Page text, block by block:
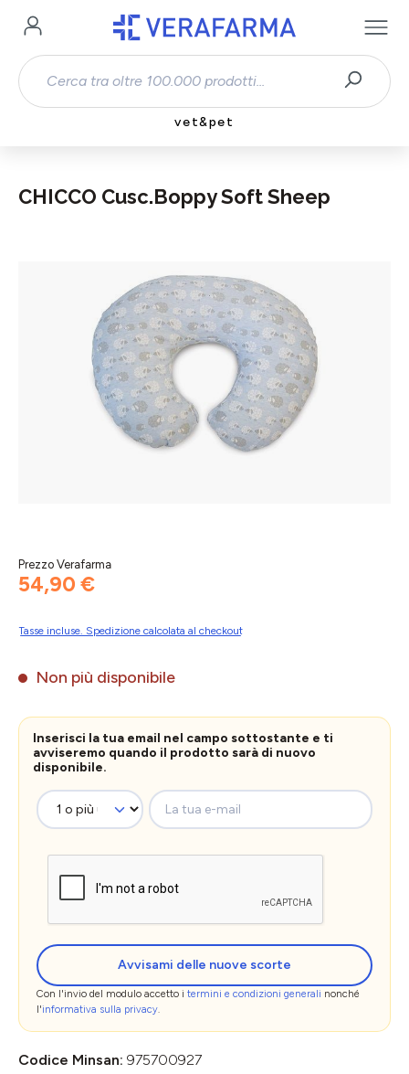
Passa al contenuto principale
vet&pet
CHICCO Cusc.Boppy Soft Sheep
Prezzo Verafarma
54,90 €
Tasse incluse. Spedizione calcolata al checkout
Non più disponibile
Inserisci la tua email nel campo sottostante e ti
avviseremo quando il prodotto sarà di nuovo
disponibile.
La tua e-mail
Avvisami delle nuove scorte
Con l'invio del modulo accetto i termini e condizioni generali nonché
l'informativa sulla privacy.
Codice Minsan: 975700927